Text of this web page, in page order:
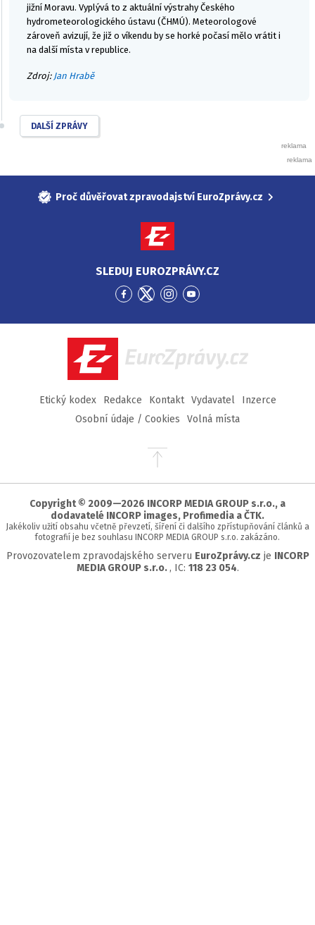
jižní Moravu. Vyplývá to z aktuální výstrahy Českého
hydrometeorologického ústavu (ČHMÚ). Meteorologové
zároveň avizují, že již o víkendu by se horké počasí mělo vrátit i
na další místa v republice.
Zdroj: Jan Hrabě
DALŠÍ ZPRÁVY
Proč důvěřovat zpravodajství EuroZprávy.cz
SLEDUJ EUROZPRÁVY.CZ
Přejít
Facebook
Přejít
Twitter
Přejít
Instagram
Přejít
YouTube
EuroZprávy.cz
Etický kodex Redakce Kontakt Vydavatel
Inzerce
Osobní údaje / Cookies
Volná místa
Přejít
stránky
Copyright © 2009—2026 INCORP MEDIA GROUP s.r.o., a
dodavatelé INCORP images, Profimedia a ČTK.
Jakékoliv užití obsahu včetně převzetí, šíření či dalšího zpřístupňování článků a
fotografií je bez souhlasu INCORP MEDIA GROUP s.r.o. zakázáno.
Provozovatelem zpravodajského serveru EuroZprávy.cz je INCORP
MEDIA GROUP s.r.o. , IC: 118 23 054.